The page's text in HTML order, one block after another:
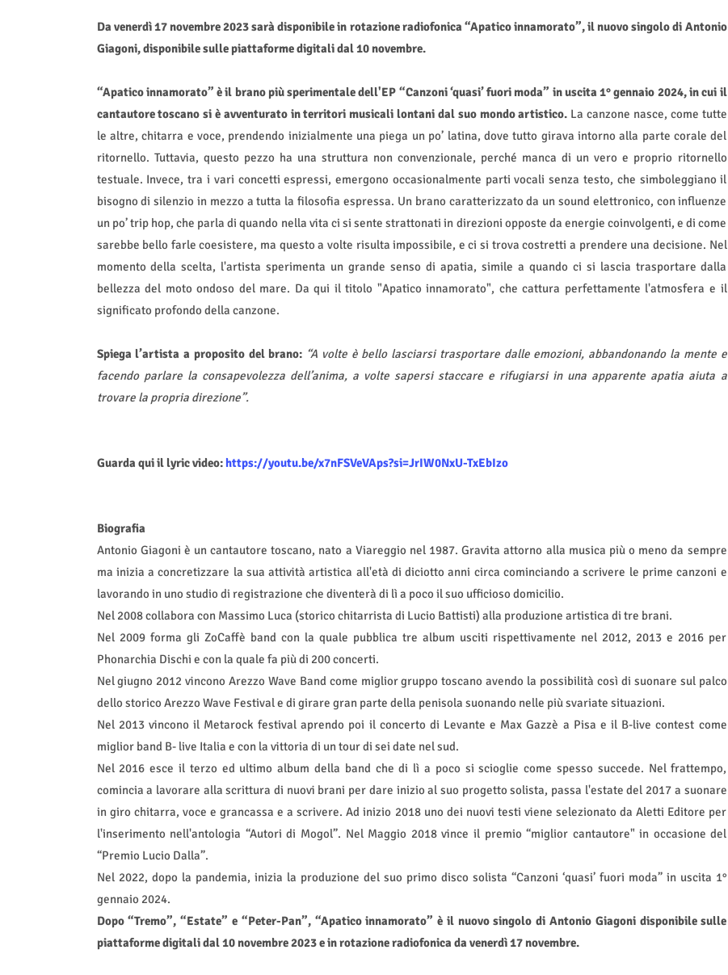
Da venerdì 17 novembre 2023 sarà disponibile in rotazione radiofonica “Apatico innamorato”, il nuovo singolo di Antonio
Giagoni, disponibile sulle piattaforme digitali dal 10 novembre.
“Apatico innamorato” è il brano più sperimentale dell'EP “Canzoni ‘quasi’ fuori moda” in uscita 1° gennaio 2024, in cui il
cantautore toscano si è avventurato in territori musicali lontani dal suo mondo artistico. La canzone nasce, come tutte
le altre, chitarra e voce, prendendo inizialmente una piega un po’ latina, dove tutto girava intorno alla parte corale del
ritornello. Tuttavia, questo pezzo ha una struttura non convenzionale, perché manca di un vero e proprio ritornello
testuale. Invece, tra i vari concetti espressi, emergono occasionalmente parti vocali senza testo, che simboleggiano il
bisogno di silenzio in mezzo a tutta la filosofia espressa. Un brano caratterizzato da un sound elettronico, con influenze
un po’ trip hop, che parla di quando nella vita ci si sente strattonati in direzioni opposte da energie coinvolgenti, e di come
sarebbe bello farle coesistere, ma questo a volte risulta impossibile, e ci si trova costretti a prendere una decisione. Nel
momento della scelta, l'artista sperimenta un grande senso di apatia, simile a quando ci si lascia trasportare dalla
bellezza del moto ondoso del mare. Da qui il titolo "Apatico innamorato", che cattura perfettamente l'atmosfera e il
significato profondo della canzone.
Spiega l’artista a proposito del brano: “A volte è bello lasciarsi trasportare dalle emozioni, abbandonando la mente e
facendo parlare la consapevolezza dell’anima, a volte sapersi staccare e rifugiarsi in una apparente apatia aiuta a
trovare la propria direzione”.
Guarda qui il lyric video: https://youtu.be/x7nFSVeVAps?si=JrIW0NxU-TxEbIzo
Biografia
Antonio Giagoni è un cantautore toscano, nato a Viareggio nel 1987. Gravita attorno alla musica più o meno da sempre
ma inizia a concretizzare la sua attività artistica all'età di diciotto anni circa cominciando a scrivere le prime canzoni e
lavorando in uno studio di registrazione che diventerà di lì a poco il suo ufficioso domicilio.
Nel 2008 collabora con Massimo Luca (storico chitarrista di Lucio Battisti) alla produzione artistica di tre brani.
Nel 2009 forma gli ZoCaffè band con la quale pubblica tre album usciti rispettivamente nel 2012, 2013 e 2016 per
Phonarchia Dischi e con la quale fa più di 200 concerti.
Nel giugno 2012 vincono Arezzo Wave Band come miglior gruppo toscano avendo la possibilità così di suonare sul palco
dello storico Arezzo Wave Festival e di girare gran parte della penisola suonando nelle più svariate situazioni.
Nel 2013 vincono il Metarock festival aprendo poi il concerto di Levante e Max Gazzè a Pisa e il B-live contest come
miglior band B- live Italia e con la vittoria di un tour di sei date nel sud.
Nel 2016 esce il terzo ed ultimo album della band che di lì a poco si scioglie come spesso succede. Nel frattempo,
comincia a lavorare alla scrittura di nuovi brani per dare inizio al suo progetto solista, passa l'estate del 2017 a suonare
in giro chitarra, voce e grancassa e a scrivere. Ad inizio 2018 uno dei nuovi testi viene selezionato da Aletti Editore per
l'inserimento nell'antologia “Autori di Mogol”. Nel Maggio 2018 vince il premio “miglior cantautore" in occasione del
“Premio Lucio Dalla”.
Nel 2022, dopo la pandemia, inizia la produzione del suo primo disco solista “Canzoni ‘quasi’ fuori moda” in uscita 1°
gennaio 2024.
Dopo “Tremo”, “Estate” e “Peter-Pan”, “Apatico innamorato” è il nuovo singolo di Antonio Giagoni disponibile sulle
piattaforme digitali dal 10 novembre 2023 e in rotazione radiofonica da venerdì 17 novembre.